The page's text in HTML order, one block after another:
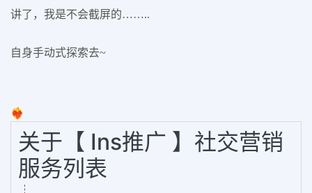
讲了，我是不会截屏的……..
自身手动式探索去~
❤️‍🔥
关于【 Ins推广 】社交营销
服务列表